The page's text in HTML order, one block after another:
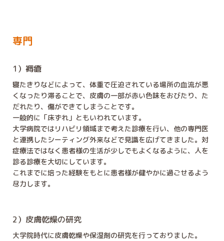
専門
1）褥瘡
寝たきりなどによって、体重で圧迫されている場所の血流が悪
くなったり滞ることで、皮膚の一部が赤い色味をおびたり、た
だれたり、傷ができてしまうことです。
一般的に「床ずれ」ともいわれています。
大学病院ではリハビリ領域まで考えた診療を行い、他の専門医
と連携したシーティング外来などで見識を広げてきました。対
症療法ではなく患者様の生活が少しでもよくなるように、人を
診る診療を大切にしています。
これまでに培った経験をもとに患者様が健やかに過ごせるよう
尽力します。
2）皮膚乾燥の研究
大学院時代に皮膚乾燥や保湿剤の研究を行っておりました。